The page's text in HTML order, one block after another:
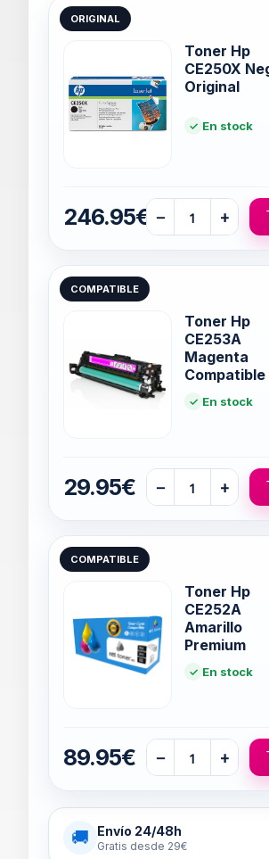
ORIGINAL
Toner Hp
CE250X
Original
En stock
246.95€ − +
COMPATIBLE
Toner Hp
CE253A
Magenta
Compatible
En stock
29.95€ − +
COMPATIBLE
Toner Hp
CE252A
Amarillo
Premium
En stock
89.95€ − +
🚚 Envío 24/48h
Gratis desde 29€